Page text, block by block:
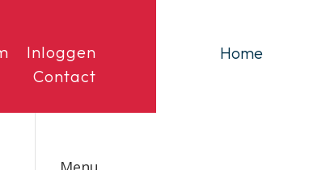
Inloggen
Contact
Home